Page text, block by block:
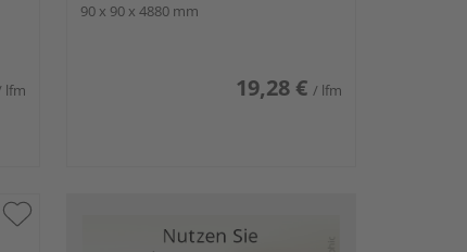
lfm
90 x 90 x 4880 mm
19,28 € / lfm